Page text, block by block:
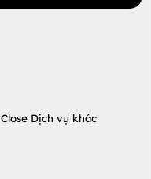
Close Dịch vụ khác